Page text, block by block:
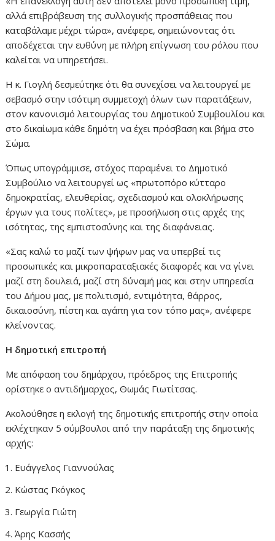
αλλά επιβράβευση της συλλογικής προσπάθειας που
καταβάλαμε μέχρι τώρα», ανέφερε, σημειώνοντας ότι
αποδέχεται την ευθύνη με πλήρη επίγνωση του ρόλου που
καλείται να υπηρετήσει.
Η κ. Γιογλή δεσμεύτηκε ότι θα συνεχίσει να λειτουργεί με
σεβασμό στην ισότιμη συμμετοχή όλων των παρατάξεων,
στον κανονισμό λειτουργίας του Δημοτικού Συμβουλίου και
στο δικαίωμα κάθε δημότη να έχει πρόσβαση και βήμα στο
Σώμα.
Όπως υπογράμμισε, στόχος παραμένει το Δημοτικό
Συμβούλιο να λειτουργεί ως «πρωτοπόρο κύτταρο
δημοκρατίας, ελευθερίας, σχεδιασμού και ολοκλήρωσης
έργων για τους πολίτες», με προσήλωση στις αρχές της
ισότητας, της εμπιστοσύνης και της διαφάνειας.
«Σας καλώ το μαζί των ψήφων μας να υπερβεί τις
προσωπικές και μικροπαραταξιακές διαφορές και να γίνει
μαζί στη δουλειά, μαζί στη δύναμή μας και στην υπηρεσία
του Δήμου μας, με πολιτισμό, εντιμότητα, θάρρος,
δικαιοσύνη, πίστη και αγάπη για τον τόπο μας», ανέφερε
κλείνοντας.
Η δημοτική επιτροπή
Με απόφαση του δημάρχου, πρόεδρος της Επιτροπής
ορίστηκε ο αντιδήμαρχος, Θωμάς Γιωτίτσας.
Ακολούθησε η εκλογή της δημοτικής επιτροπής στην οποία
εκλέχτηκαν 5 σύμβουλοι από την παράταξη της δημοτικής
αρχής:
Ευάγγελος Γιαννούλας
Κώστας Γκόγκος
Γεωργία Γιώτη
Άρης Κασσής